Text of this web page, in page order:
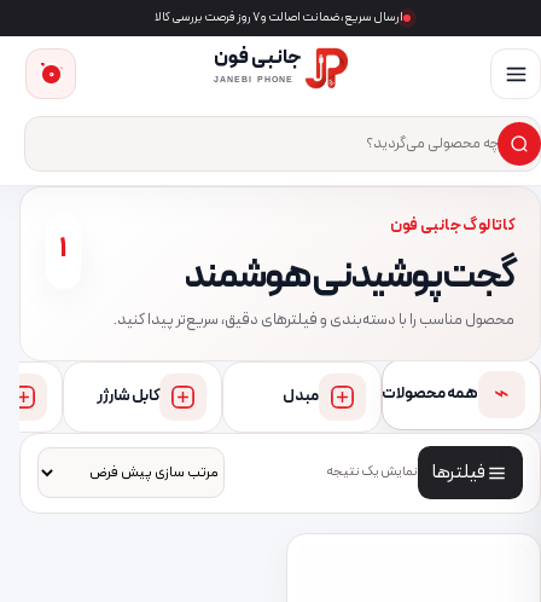
ارسال سریع، ضمانت اصالت و ۷ روز فرصت بررسی کالا
جانبی فون
JANEBI PHONE
جست‌وجوی محصول
×
0
کاتالوگ جانبی فون
گجت پوشیدنی هوشمند
محصول مناسب را با دسته‌بندی و فیلترهای دقیق، سریع‌تر پیدا کنید.
1
⌁ همه محصولات مبدل کابل شارژر
فیلترها نمایش یک نتیجه